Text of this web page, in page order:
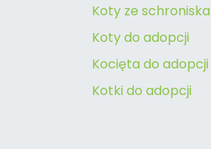
Koty ze schroniska
Koty do adopcji
Kocięta do adopcji
Kotki do adopcji